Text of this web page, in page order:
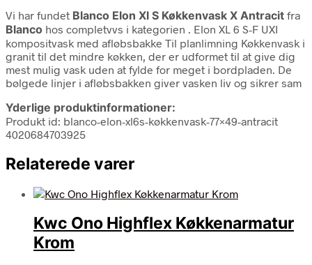
Vi har fundet Blanco Elon Xl S Køkkenvask X Antracit fra
Blanco hos completvvs i kategorien . Elon XL 6 S-F UXI
kompositvask med afløbsbakke Til planlimning Køkkenvask i
granit til det mindre køkken, der er udformet til at give dig
mest mulig vask uden at fylde for meget i bordpladen. De
bølgede linjer i afløbsbakken giver vasken liv og sikrer sam
Yderlige produktinformationer:
Produkt id: blanco-elon-xl6s-køkkenvask-77×49-antracit
4020684703925
Relaterede varer
Kwc Ono Highflex Køkkenarmatur
Krom